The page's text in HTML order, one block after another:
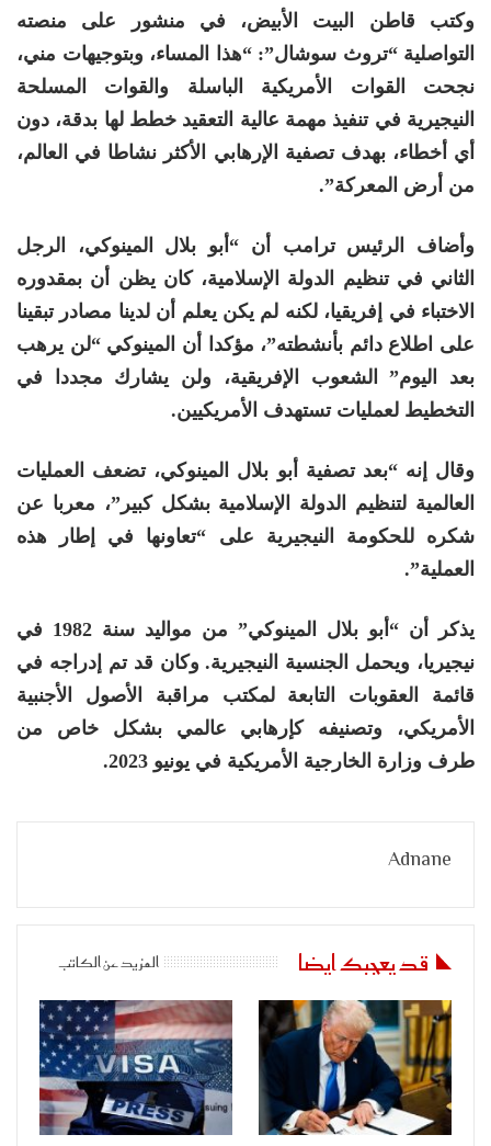
وكتب قاطن البيت الأبيض، في منشور على منصته
التواصلية “تروث سوشال”: “هذا المساء، وبتوجيهات مني،
نجحت القوات الأمريكية الباسلة والقوات المسلحة
النيجيرية في تنفيذ مهمة عالية التعقيد خطط لها بدقة، دون
أي أخطاء، بهدف تصفية الإرهابي الأكثر نشاطا في العالم،
من أرض المعركة”.
وأضاف الرئيس ترامب أن “أبو بلال المينوكي، الرجل
الثاني في تنظيم الدولة الإسلامية، كان يظن أن بمقدوره
الاختباء في إفريقيا، لكنه لم يكن يعلم أن لدينا مصادر تبقينا
على اطلاع دائم بأنشطته”، مؤكدا أن المينوكي “لن يرهب
بعد اليوم” الشعوب الإفريقية، ولن يشارك مجددا في
التخطيط لعمليات تستهدف الأمريكيين.
وقال إنه “بعد تصفية أبو بلال المينوكي، تضعف العمليات
العالمية لتنظيم الدولة الإسلامية بشكل كبير”، معربا عن
شكره للحكومة النيجيرية على “تعاونها في إطار هذه
العملية”.
يذكر أن “أبو بلال المينوكي” من مواليد سنة 1982 في
نيجيريا، ويحمل الجنسية النيجيرية. وكان قد تم إدراجه في
قائمة العقوبات التابعة لمكتب مراقبة الأصول الأجنبية
الأمريكي، وتصنيفه كإرهابي عالمي بشكل خاص من
طرف وزارة الخارجية الأمريكية في يونيو 2023.
Adnane
قد يعجبك ايضا المزيد عن الكاتب